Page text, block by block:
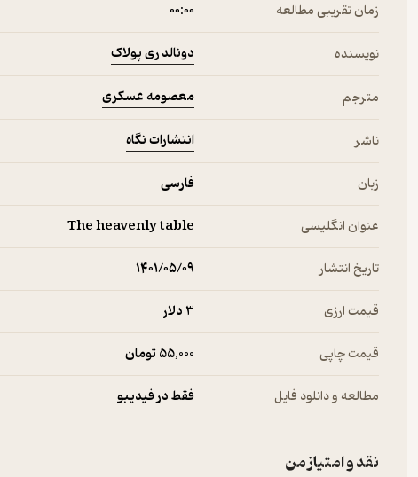
زمان تقریبی مطالعه ۰۰:۰۰
نویسنده دونالد ری پولاک
مترجم معصومه عسکری
ناشر انتشارات نگاه
زبان فارسی
عنوان انگلیسی The heavenly table
تاریخ انتشار ۱۴۰۱/۰۵/۰۹
قیمت ارزی 3 دلار
قیمت چاپی 55,000 تومان
مطالعه و دانلود فایل فقط در فیدیبو
نقد و امتیاز من